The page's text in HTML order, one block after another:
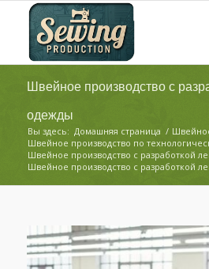
Швейное производство с
одежды
Вы здесь: Домашняя страница /
Швейное производство по
Швейное производство с разработкой
Швейное производство с разработкой